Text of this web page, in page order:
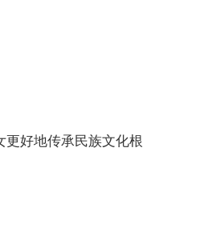
更好地传承民族文化根